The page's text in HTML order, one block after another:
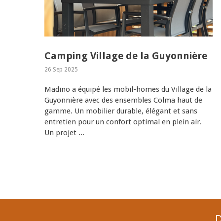
Camping Village de la Guyonnière
26 Sep 2025
Madino a équipé les mobil-homes du Village de la
Guyonnière avec des ensembles Colma haut de
gamme. Un mobilier durable, élégant et sans
entretien pour un confort optimal en plein air.
Un projet ...